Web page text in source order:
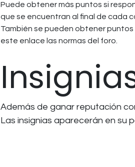
Puede obtener más puntos si
que se encuentran al final de cada
También se pueden obtener puntos
este enlace las normas del foro.
Además de ganar reputación
Las insignias aparecerán en su